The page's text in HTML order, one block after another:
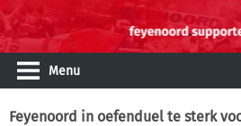
Menu
Feyenoord in oefenduel te sterk